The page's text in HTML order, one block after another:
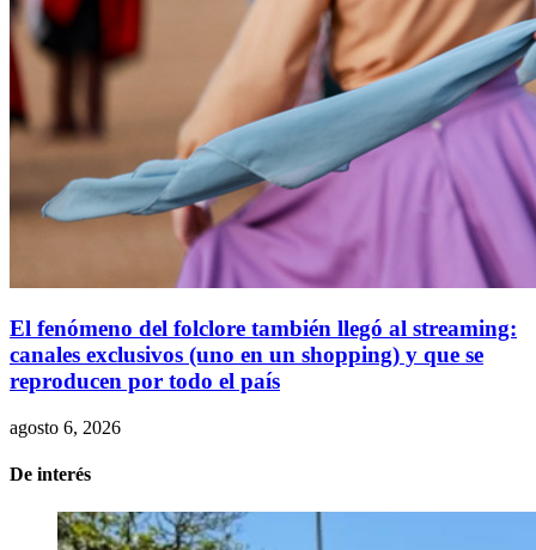
El fenómeno del folclore también llegó al streaming:
canales exclusivos (uno en un shopping) y que se
reproducen por todo el país
agosto 6, 2026
De interés